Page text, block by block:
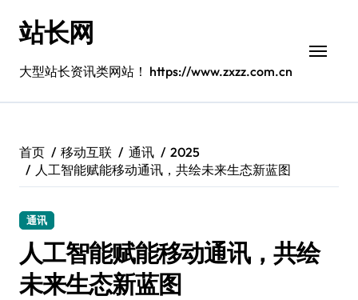
站长网
大型站长资讯类网站！ https://www.zxzz.com.cn
首页 移动互联 通讯
2025
人工智能赋能移动通讯，共绘未来生态新蓝图
通讯
人工智能赋能移动通讯，共绘
未来生态新蓝图